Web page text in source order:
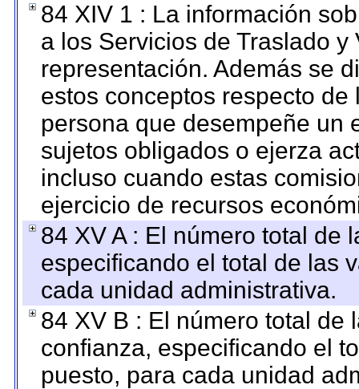
84 XIV 1 : La información
a los Servicios de Traslado
representación. Además se
estos conceptos respecto
persona que desempeñe un
sujetos obligados o ejerza
incluso cuando estas
ejercicio de recursos
84 XV A : El número total de
especificando el total de las
cada unidad administrativa.
84 XV B : El número total de
confianza, especificando el
puesto, para cada unidad